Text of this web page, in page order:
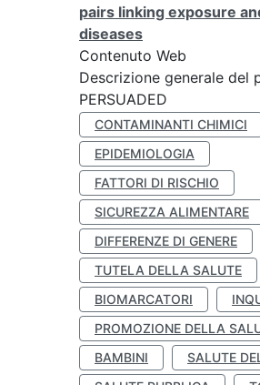
pairs linking exposure
diseases
Contenuto Web
Descrizione generale del
PERSUADED
CONTAMINANTI CHIMICI
EPIDEMIOLOGIA
FATTORI DI RISCHIO
SICUREZZA ALIMENTARE
DIFFERENZE DI GENERE
TUTELA DELLA SALUTE
BIOMARCATORI
PROMOZIONE DELLA
BAMBINI
SALUTE